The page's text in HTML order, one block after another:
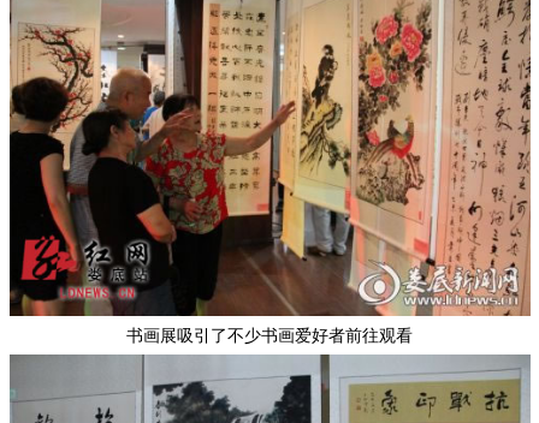
书画展吸引了不少书画爱好者前往观看